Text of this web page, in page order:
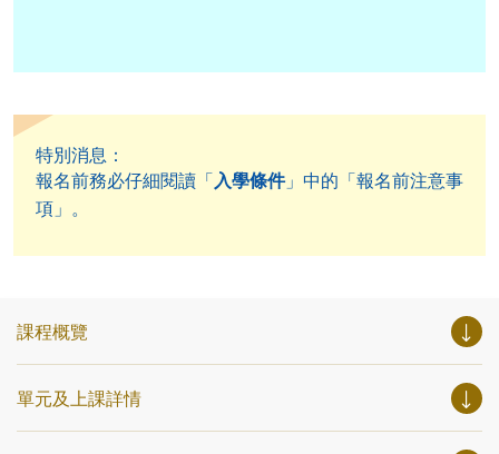
特別消息：
報名前務必仔細閱讀「 入學條件」中的「報名前注意事
項」。
課程概覽
單元及上課詳情